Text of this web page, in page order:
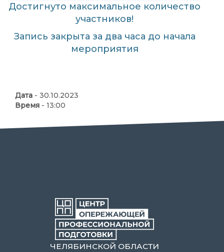
Достигнуто максимальное количество
участников!
Запись закрыта за два часа до начала
мероприятия
Дата - 30.10.2023
Время - 13:00
ЧЕЛЯБИНСКОЙ ОБЛАСТИ